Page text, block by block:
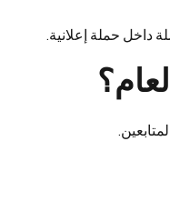
داخل حملة إعلانية.